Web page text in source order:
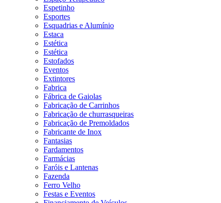
Espetinho
Esportes
Esquadrias e Alumínio
Estaca
Estética
Estética
Estofados
Eventos
Extintores
Fabrica
Fábrica de Gaiolas
Fabricação de Carrinhos
Fabricação de churrasqueiras
Fabricação de Premoldados
Fabricante de Inox
Fantasias
Fardamentos
Farmácias
Faróis e Lantenas
Fazenda
Ferro Velho
Festas e Eventos